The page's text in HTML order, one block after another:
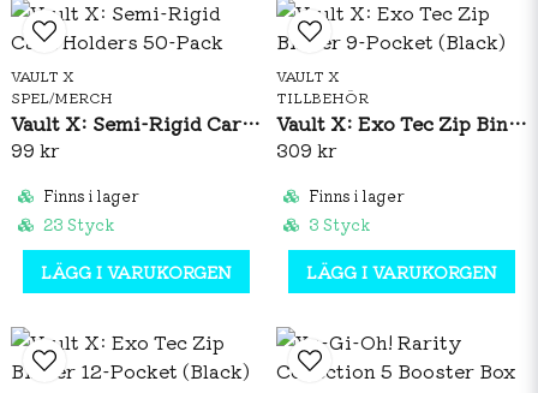
VAULT X
SPEL/MERCH
Vault X: Semi-Rigid Card Holders 50-Pack
99 kr
Finns i lager
23 Styck
LÄGG I VARUKORGEN
VAULT X
TILLBEHÖR
Vault X: Exo Tec Zip Binder 9-Pocket (Black)
309 kr
Finns i lager
3 Styck
LÄGG I VARUKORGEN
designed to fit a variety of standard sized cards.
Compatible with Magic: The Gathering, Pokémon,
Flesh & Blood, Force Of Will, Cardfight Vanguard,
WoW, along with many more.
SIZE